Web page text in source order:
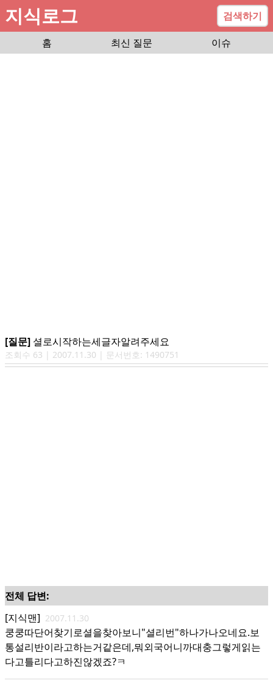
지식로그
검색하기
홈
최신 질문 이슈
[질문] 셜로시작하는세글자알려주세요
조회수 63 | 2007.11.30 | 문서번호: 1490751
전체 답변:
[지식맨] 2007.11.30
쿵쿵따단어찾기로셜을찾아보니"셜리번"하나가나오네요.보
통설리반이라고하는거같은데,뭐외국어니까대충그렇게읽는
다고틀리다고하진않겠죠?ㅋ